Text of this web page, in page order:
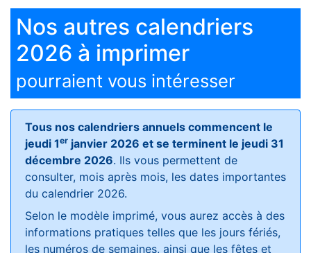
Nos autres calendriers
2026 à imprimer
pourraient vous intéresser
Tous nos calendriers annuels commencent le
jeudi 1er janvier 2026 et se terminent le jeudi 31
décembre 2026. Ils vous permettent de
consulter, mois après mois, les dates importantes
du calendrier 2026.
Selon le modèle imprimé, vous aurez accès à des
informations pratiques telles que les jours fériés,
les numéros de semaines, ainsi que les fêtes et